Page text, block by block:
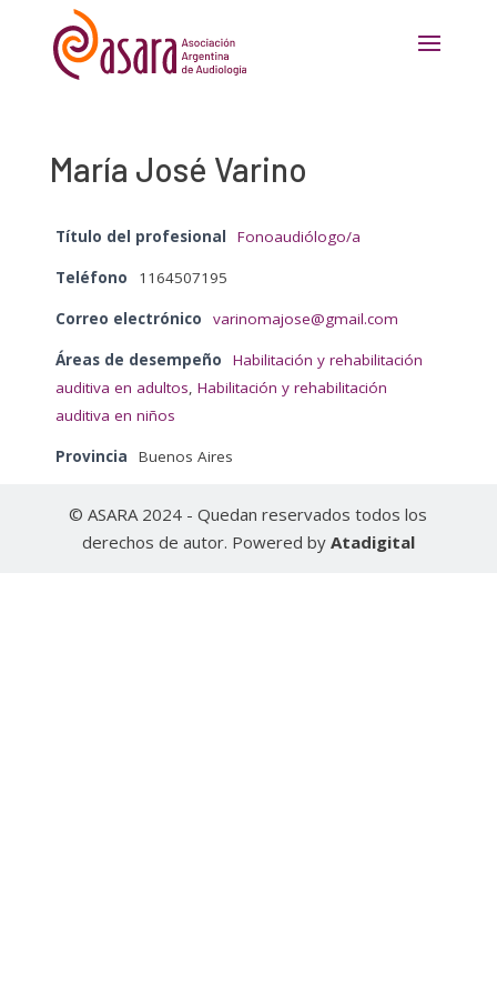
María José Varino
Título del profesional Fonoaudiólogo/a
Teléfono 1164507195
Correo electrónico varinomajose@gmail.com
Áreas de desempeño
Habilitación y rehabilitación
auditiva en adultos, Habilitación y rehabilitación
auditiva en niños
Provincia Buenos Aires
© ASARA 2024 - Quedan reservados todos los
derechos de autor. Powered by Atadigital